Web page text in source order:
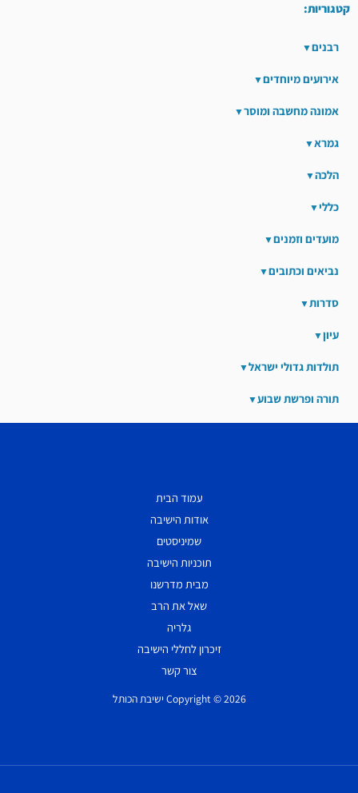
קטגוריות:
רבנים
אירועים מיוחדים
אמונה מחשבה ומוסר
גמרא
הלכה
כללי
מועדים וזמנים
נביאים וכתובים
סדרות
עיון
תולדות גדולי ישראל
תורה ופרשת שבוע
עמוד הבית
אודות הישיבה
שמיניסטים
תוכניות הישיבה
מבית מדרשנו
שאל את הרב
גלריה
זיכרון לחללי הישיבה
צור קשר
Copyright © 2026 ישיבת הכותל